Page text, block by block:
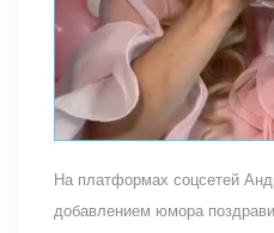
На платформах соцсетей
добавлением юмора